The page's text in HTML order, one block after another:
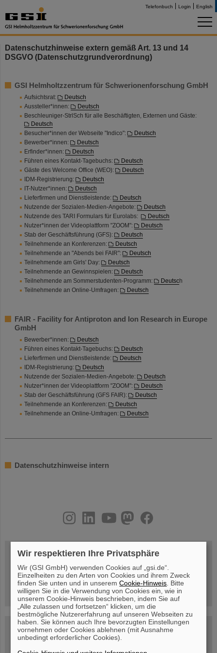
Telefonbuch Login English
Datenschutzhinweise extern gemäß Art. 13 und 14
DSGVO (Datenschutzgrundverordnung)
GSI Helmholtzzentrum für Schwerionenforschung GmbH
Aufsichtsrat:
Deutsch
Aussteller*innen:
Deutsch
Beschleuniger-StrlSch für alle Beschäftigten, Externen und Gäste:
Deutsch
Besucher*innen der Webseite "Indico":
Deutsch
Bewerber*innen:
Deutsch
Erfinder*innen:
Deutsch
Führen eines Kontakt-Tagebuchs:
Deutsch
Gäste des Welcome Office (WEO):
Deutsch
IDM-Registrierung:
Deutsch
IT-Nutzer*innen:
Deutsch
Lieferfirmen und Dienstleistende:
Deutsch
Nutzende der Sozialen-Medien-Angebote:
Deutsch
Nutzende des TARI Formulars für Eurolabs:
Deutsch
Nutzer*innen der Videoplattform "ZOOM":
Deutsch
Stab der Geschäftsführung (GFS):
Deutsch
Teilnehmende an Konferenzen:
Deutsch
Teilnehmende an "Abends bei FAIR":
Deutsch
Teilnehmende am Girls' Day:
Deutsch
Teilnehmende an Gewinnspielen:
Deutsch
Teilnehmende am Sommerstudenten-Programm:
Deutsch
Teilnehmende an Online-Umfragen:
Deutsch
FAIR - Facility for Antiproton and Ion Research in Europe
GmbH
Bewerber*innen:
Deutsch
Führen eines Kontakt-Tagebuchs:
Deutsch
Lieferfirmen und Dienstleistende:
Deutsch
IDM-Registrierung:
Deutsch
Nutzende der Sozialen-Medien-Angebote:
Deutsch
Nutzer*innen der Videoplattform "ZOOM":
Deutsch
Stab der Geschäftsführung (GFS FAIR):
Deutsch
Teilnehmende an Konferenzen:
Deutsch
Teilnehmende an Online-Umfragen:
Deutsch
Datenschutzhinweise intern
youtubehelmholtz.socialfacebook
Mittwoch, 19.08.2026, 14 Uhr
Warum existiert nicht einfach nichts?
Hannah Elfner,
GSI/FAIR/Goethe-Universität
Anmeldung und weitere Informationen
SCIENCE POP-UP
geöffnet Di – Fr,
12 – 17 Uhr
Sa, 11.07.26, 10:30-16:00 Uhr
Ernst-Ludwig-Str. 22
Wir respektieren Ihre Privatsphäre
Wir (GSI GmbH) verwenden Cookies auf „gsi.de“.
Einzelheiten zu den Arten von Cookies und ihrem Zweck
finden Sie unten und in unseremCookie-Hinweis . Bitte
willigen Sie in die Verwendung von Cookies ein, wie in
unserem Cookie-Hinweis beschrieben, indem Sie auf
„Alle zulassen und fortsetzen“ klicken, um die
bestmögliche Nutzererfahrung auf unseren Webseiten zu
haben. Sie können auch Ihre bevorzugten Einstellungen
vornehmen oder Cookies ablehnen (mit Ausnahme
unbedingt erforderlicher Cookies).